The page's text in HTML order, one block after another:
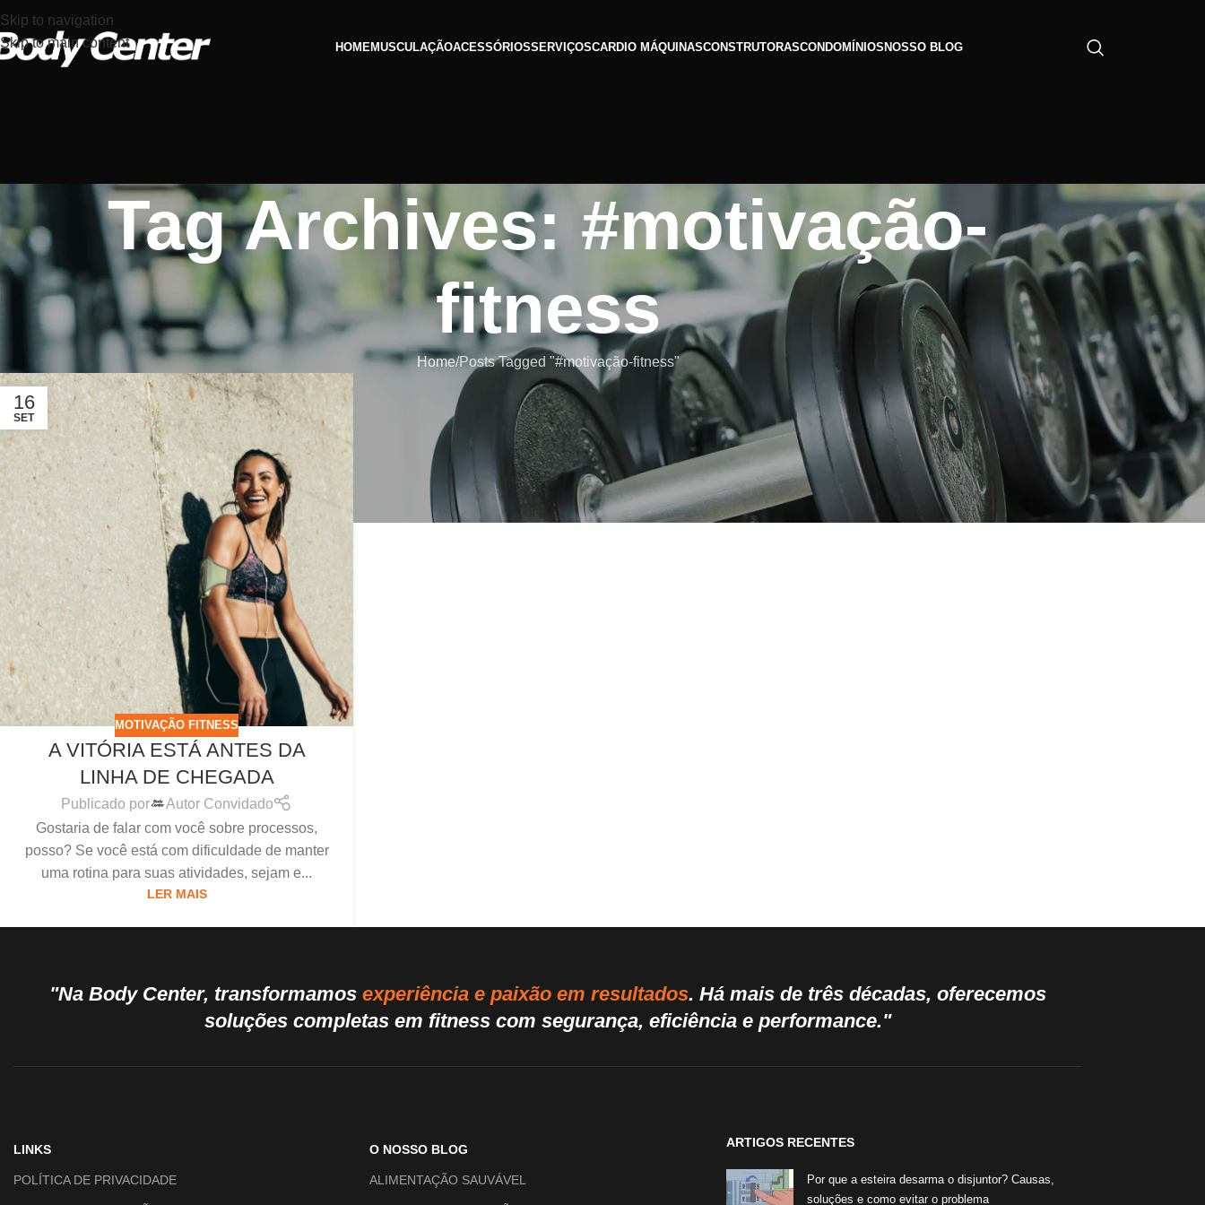
Skip to navigation
Skip to main content
HOMEMUSCULAÇÃOACESSÓRIOSSERVIÇOSCARDIO MÁQUINASCONSTRUTORASCONDOMÍNIOSNOSSO BLOG
Tag Archives: #motivação-
fitness
Home Posts Tagged "#motivação-fitness"
16
SET
MOTIVAÇÃO FITNESS
A VITÓRIA ESTÁ ANTES DA
LINHA DE CHEGADA
Publicado por
Autor Convidado
Gostaria de falar com você sobre processos,
posso? Se você está com dificuldade de manter
uma rotina para suas atividades, sejam e...
LER MAIS
"Na Body Center, transformamos experiência e paixão em resultados. Há mais de três décadas, oferecemos
soluções completas em fitness com segurança, eficiência e performance."
LINKS
POLÍTICA DE PRIVACIDADE
O NOSSO BLOG
ALIMENTAÇÃO SAUVÁVEL
ARTIGOS RECENTES
Por que a esteira desarma o disjuntor? Causas,
soluções e como evitar o problema